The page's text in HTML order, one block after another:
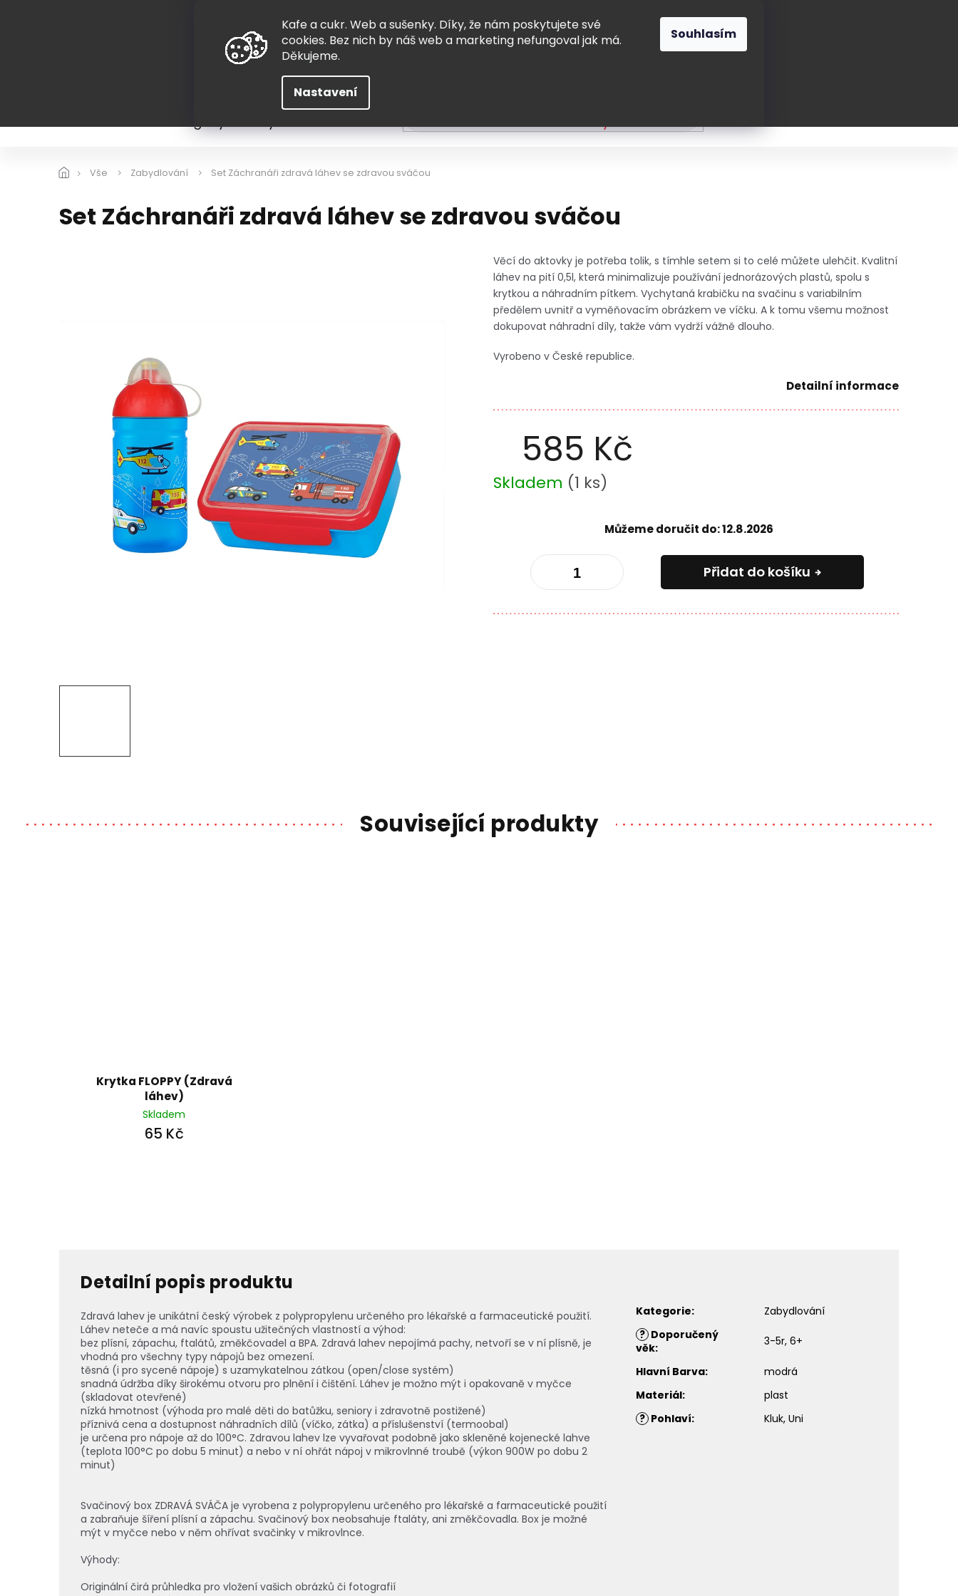
Kafe a cukr. Web a sušenky. Díky, že nám poskytujete své
cookies. Bez nich by náš web a marketing nefungoval jak má.
Děkujeme.
Nastavení
Souhlasím
Vše Zabydlování Set Záchranáři zdravá láhev se zdravou sváčou
Set Záchranáři zdravá láhev se zdravou sváčou
585 Kč
Měrná
cena:
Skladem (1 ks)
Můžeme doručit do:12.8.2026
Přidat do košíku
Věcí do aktovky je potřeba tolik, s tímhle setem si to celé můžete ulehčit. Kvalitní
láhev na pití 0,5l, která minimalizuje používání jednorázových plastů, spolu s
krytkou a náhradním pítkem. Vychytaná krabičku na svačinu s variabilním
předělem uvnitř a vyměňovacím obrázkem ve víčku. A k tomu všemu možnost
dokupovat náhradní díly, takže vám vydrží vážně dlouho.
Vyrobeno v České republice.
Detailní informace
Související produkty
Krytka FLOPPY (Zdravá
láhev)
Skladem
65 Kč
Detailní popis produktu
Zdravá lahev je unikátní český výrobek z polypropylenu určeného pro lékařské a farmaceutické použití.
Láhev neteče a má navíc spoustu užitečných vlastností a výhod:
bez plísní, zápachu, ftalátů, změkčovadel a BPA. Zdravá lahev nepojímá pachy, netvoří se v ní plísně, je
vhodná pro všechny typy nápojů bez omezení.
těsná (i pro sycené nápoje) s uzamykatelnou zátkou (open/close systém)
snadná údržba díky širokému otvoru pro plnění i čištění. Láhev je možno mýt i opakovaně v myčce
(skladovat otevřené)
nízká hmotnost (výhoda pro malé děti do batůžku, seniory i zdravotně postižené)
příznivá cena a dostupnost náhradních dílů (víčko, zátka) a příslušenství (termoobal)
je určena pro nápoje až do 100°C. Zdravou lahev lze vyvařovat podobně jako skleněné kojenecké lahve
(teplota 100°C po dobu 5 minut) a nebo v ní ohřát nápoj v mikrovlnné troubě (výkon 900W po dobu 2
minut)
Svačinový box ZDRAVÁ SVÁČA je vyrobena z polypropylenu určeného pro lékařské a farmaceutické použití
a zabraňuje šíření plísní a zápachu. Svačinový box neobsahuje ftaláty, ani změkčovadla. Box je možné
mýt v myčce nebo v něm ohřívat svačinky v mikrovlnce.
Výhody:
Originální čirá průhledka pro vložení vašich obrázků či fotografií
Kategorie:
Zabydlování
? Doporučený
věk: 3-5r, 6+
Hlavní Barva:
modrá
Materiál:
plast
? Pohlaví: Kluk, Uni